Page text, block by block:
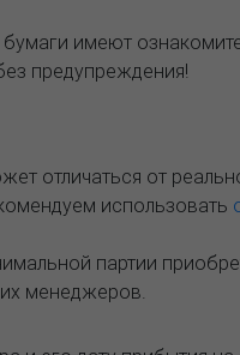
имеют
предупреждения!
отличаться от
использовать
партии
менеджеров.